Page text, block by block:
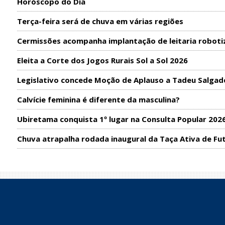
Terça-feira será de chuva em várias regiões
Cermissões acompanha implantação de leitaria
Eleita a Corte dos Jogos Rurais Sol a Sol 2026
Legislativo concede Moção de Aplauso a Tadeu
Calvície feminina é diferente da masculina?
Ubiretama conquista 1º lugar na Consulta Popular
Chuva atrapalha rodada inaugural da Taça Ativa de